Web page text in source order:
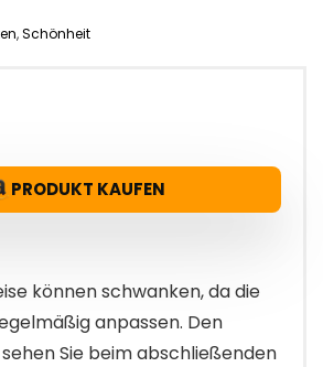
,Schönheit
PRODUKT KAUFEN
können schwanken, da die
anpassen. Den
Sie beim abschließenden